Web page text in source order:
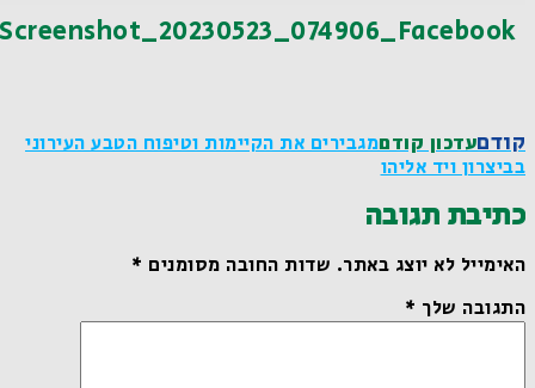
Screenshot_20230523_074906_Facebook
קודםעדכון קודםמגבירים את הקיימות וטיפוח הטבע העירוני
בביצרון ויד אליהו
כתיבת תגובה
האימייל לא יוצג באתר.שדות החובה מסומנים*
התגובה שלך*